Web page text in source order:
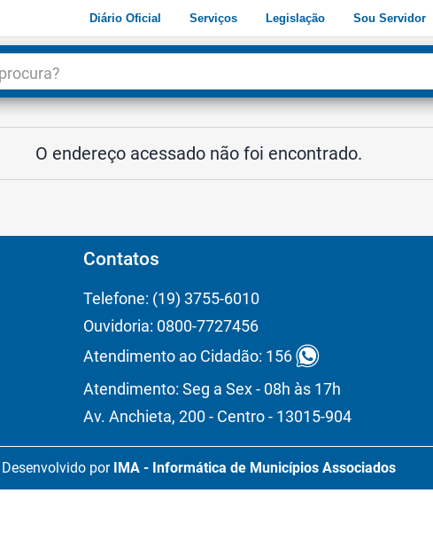
Diário Oficial Serviços Legislação Sou Servidor
O endereço acessado não foi encontrado.
Contatos
Telefone: (19) 3755-6010
Ouvidoria: 0800-7727456
Atendimento ao Cidadão: 156
Atendimento: Seg a Sex - 08h às 17h
Av. Anchieta, 200 - Centro - 13015-904
Desenvolvido por IMA - Informática de Municípios Associados